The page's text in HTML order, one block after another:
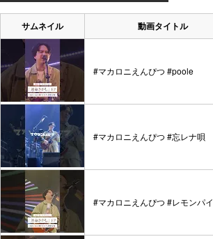
サムネイル 動画タイトル
#マカロニえんぴつ #poole
#マカロニえんぴつ #忘レナ唄
#マカロニえんぴつ #レモンパイ